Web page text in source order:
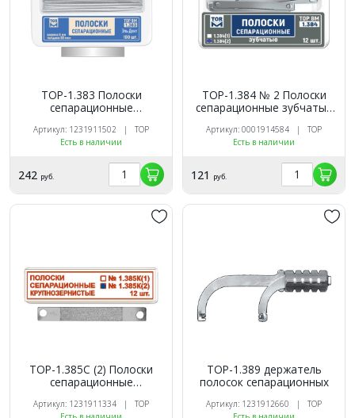
ТОР-1.383 Полоски
сепарационные
мм/50 мм 100шт.
Артикул: 1231911502 | ТОР
Есть в наличии
242 руб.
ТОР-1.384 № 2 Полоски
сепарационные зубчатые
Артикул: 0001914584 | ТОР
Есть в наличии
121 руб.
ТОР-1.385C (2) Полоски
сепарационные
Артикул: 1231911334 | ТОР
ТОР-1.389 держатель
полосок сепарационных
Артикул: 1231912660 | ТОР